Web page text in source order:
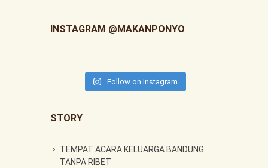
INSTAGRAM @MAKANPONYO
Follow on Instagram
STORY
TEMPAT ACARA KELUARGA BANDUNG
TANPA RIBET